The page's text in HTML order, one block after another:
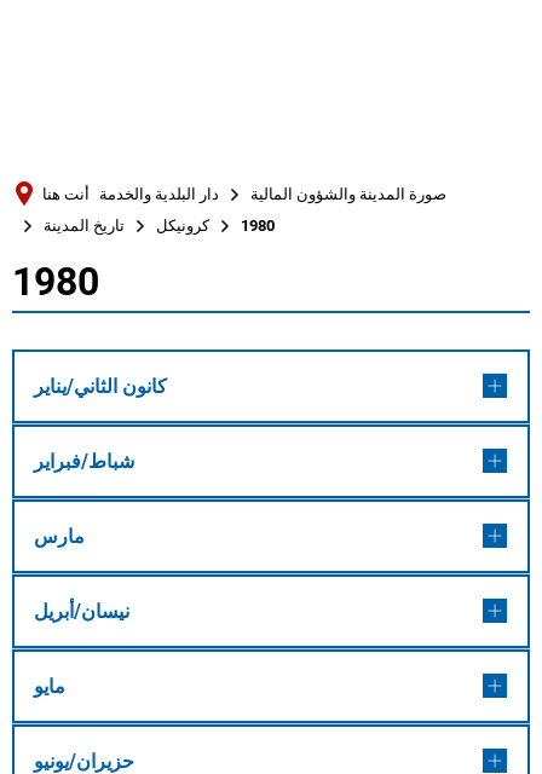
Română
MENÜ
أنت هنا دار البلدية والخدمة
صورة المدينة والشؤون المالية
تاريخ المدينة
كرونيكل 1980
1980
1980
كانون الثاني/يناير
شباط/فبراير
مارس
نيسان/أبريل
مايو
حزيران/يونيو